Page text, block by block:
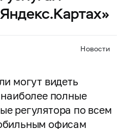
Новости
могут видеть
полные
регулятора по всем
офисам